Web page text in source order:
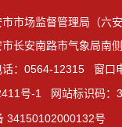
市场监督管理局（六
长安南路市气象局南
：0564-12315
窗口
号-1
网站标识码：
34150102000132号